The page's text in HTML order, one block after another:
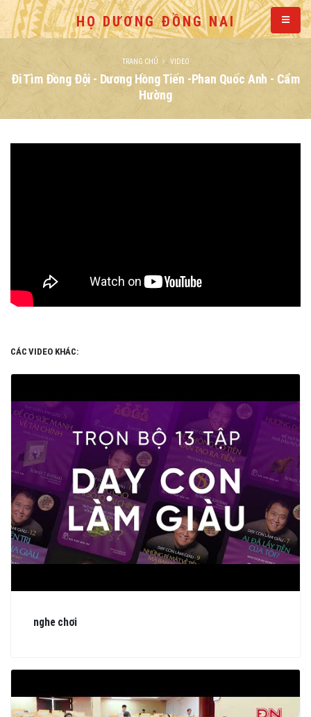
HỌ DƯƠNG ĐỒNG NAI
Đi Tìm Đồng Đội - Dương Hồng Tiến -Phan Quốc Anh - Cẩm
Hường
TRANG CHỦ VIDEO
CÁC VIDEO KHÁC:
nghe chơi